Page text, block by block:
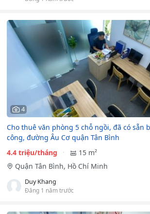
4
Cho thuê văn phòng 5 chỗ ngồi, đã có sẵn
công, đường Âu Cơ quận Tân Bình
4.4 triệu/tháng
15 m²
Quận Tân Bình, Hồ Chí Minh
Duy Khang
Đăng 1 năm trước